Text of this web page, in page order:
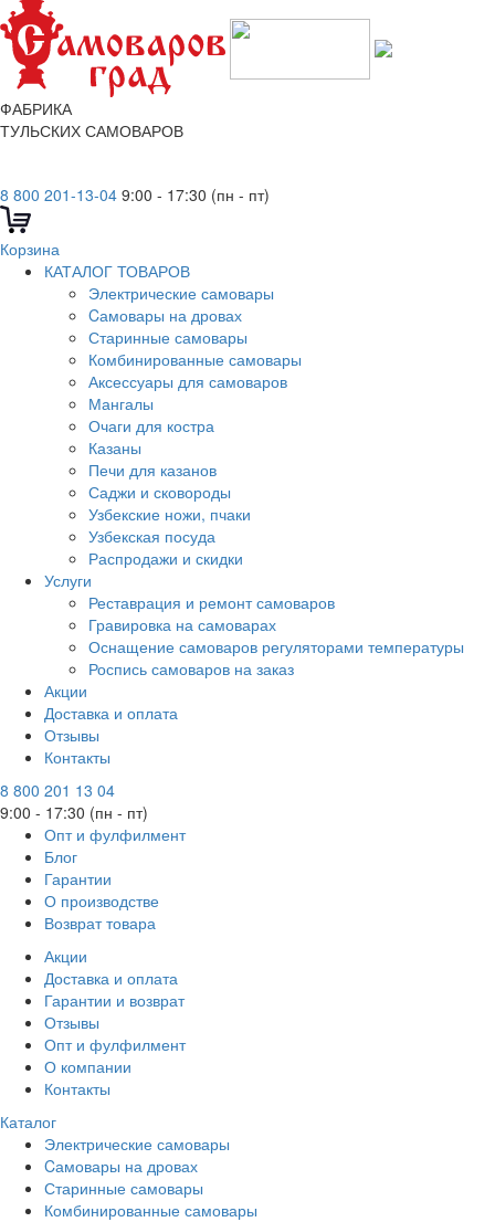
ФАБРИКА
ТУЛЬСКИХ САМОВАРОВ
8 800 201-13-04 9:00 - 17:30 (пн - пт)
Корзина
КАТАЛОГ ТОВАРОВ
Электрические самовары
Cамовары на дровах
Старинные самовары
Комбинированные самовары
Аксессуары для самоваров
Мангалы
Очаги для костра
Казаны
Печи для казанов
Саджи и сковороды
Узбекские ножи, пчаки
Узбекская посуда
Распродажи и скидки
Услуги
Реставрация и ремонт самоваров
Гравировка на самоварах
Оснащение самоваров регуляторами температуры
Роспись самоваров на заказ
Акции
Доставка и оплата
Отзывы
Контакты
8 800 201 13 04
9:00 - 17:30 (пн - пт)
Опт и фулфилмент
Блог
Гарантии
О производстве
Возврат товара
Акции
Доставка и оплата
Гарантии и возврат
Отзывы
Опт и фулфилмент
О компании
Контакты
Каталог
Электрические самовары
Cамовары на дровах
Старинные самовары
Комбинированные самовары